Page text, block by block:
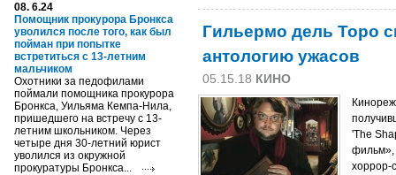
08. 6.24
Помощник прокурора Бронкса
уволился после того, как был
пойман при попытке
встретиться с 13-летним
мальчиком
Охотники за педофилами
поймали помощника прокурора
Бронкса, Уильяма Кемпа-Нила,
пришедшего на встречу с 13-
летним школьником. Через
четыре дня 30-летний юрист
уволился из окружной
прокуратуры Бронкса...
Гильермо дель Торо
антологию ужасов
05.15.18 КИНО
'The
фильм»,
хоррор-